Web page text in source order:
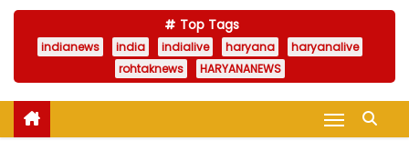
Top Tags
indianews india indialive haryana
haryanalive
rohtaknews
HARYANANEWS